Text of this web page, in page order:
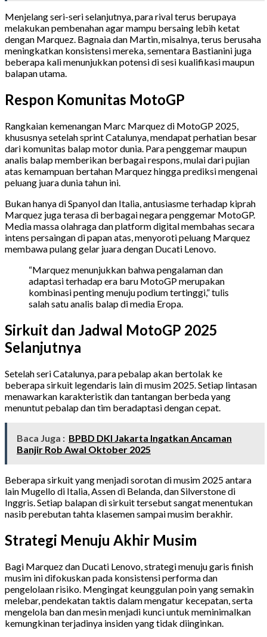
Menjelang seri-seri selanjutnya, para rival terus berupaya
melakukan pembenahan agar mampu bersaing lebih ketat
dengan Marquez. Bagnaia dan Martin, misalnya, terus berusaha
meningkatkan konsistensi mereka, sementara Bastianini juga
beberapa kali menunjukkan potensi di sesi kualifikasi maupun
balapan utama.
Respon Komunitas MotoGP
Rangkaian kemenangan Marc Marquez di MotoGP 2025,
khususnya setelah sprint Catalunya, mendapat perhatian besar
dari komunitas balap motor dunia. Para penggemar maupun
analis balap memberikan berbagai respons, mulai dari pujian
atas kemampuan bertahan Marquez hingga prediksi mengenai
peluang juara dunia tahun ini.
Bukan hanya di Spanyol dan Italia, antusiasme terhadap kiprah
Marquez juga terasa di berbagai negara penggemar MotoGP.
Media massa olahraga dan platform digital membahas secara
intens persaingan di papan atas, menyoroti peluang Marquez
membawa pulang gelar juara dengan Ducati Lenovo.
“Marquez menunjukkan bahwa pengalaman dan
adaptasi terhadap era baru MotoGP merupakan
kombinasi penting menuju podium tertinggi,” tulis
salah satu analis balap di media Eropa.
Sirkuit dan Jadwal MotoGP 2025
Selanjutnya
Setelah seri Catalunya, para pebalap akan bertolak ke
beberapa sirkuit legendaris lain di musim 2025. Setiap lintasan
menawarkan karakteristik dan tantangan berbeda yang
menuntut pebalap dan tim beradaptasi dengan cepat.
Baca Juga : BPBD DKI Jakarta Ingatkan Ancaman
Banjir Rob Awal Oktober 2025
Beberapa sirkuit yang menjadi sorotan di musim 2025 antara
lain Mugello di Italia, Assen di Belanda, dan Silverstone di
Inggris. Setiap balapan di sirkuit tersebut sangat menentukan
nasib perebutan tahta klasemen sampai musim berakhir.
Strategi Menuju Akhir Musim
Bagi Marquez dan Ducati Lenovo, strategi menuju garis finish
musim ini difokuskan pada konsistensi performa dan
pengelolaan risiko. Mengingat keunggulan poin yang semakin
melebar, pendekatan taktis dalam mengatur kecepatan, serta
mengelola ban dan mesin menjadi kunci untuk meminimalkan
kemungkinan terjadinya insiden yang tidak diinginkan.